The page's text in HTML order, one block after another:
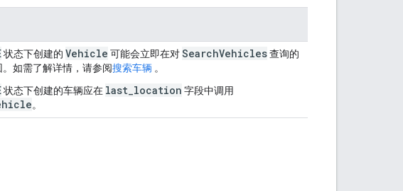
状态下创建的 Vehicle 可能会立即在对SearchVehicles查询的
如需了解详情，请参阅搜索车辆 。
状态下创建的车辆应在 last_location 字段中调用
。